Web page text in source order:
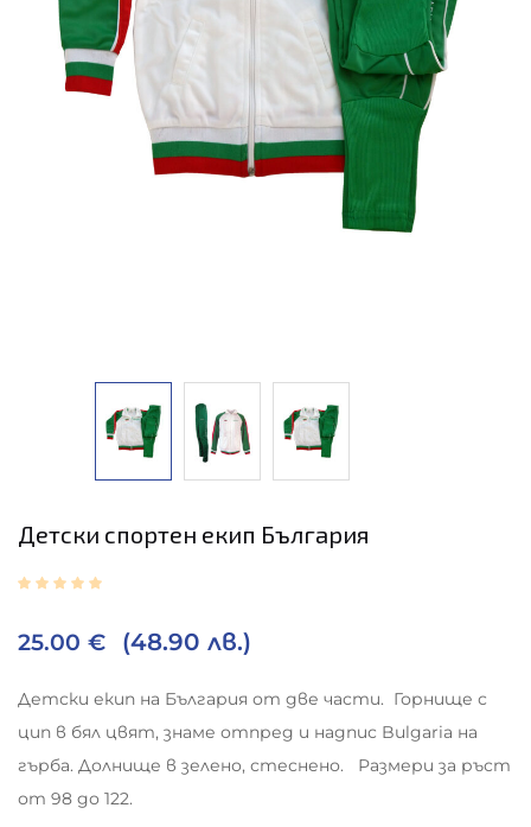
Детски спортен екип България
25.00 € (48.90 лв.)
Детски екип на България от две части. Горнище с
цип в бял цвят, знаме отпред и надпис Bulgaria на
гърба. Долнище в зелено, стеснено. Размери за ръст
от 98 до 122.
СЪЗДАЙ ПРОФИЛ